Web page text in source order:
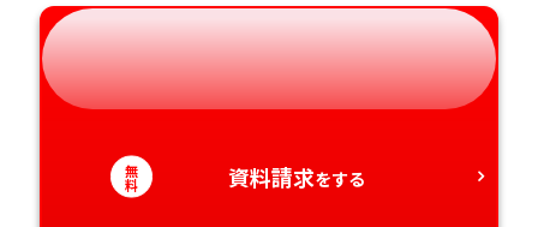
岐阜県
静岡県
愛知県
奈良県
和歌山県
山口県
徳島県
香川県
熊本県
大分県
宮崎県
無
料 資料請求をする